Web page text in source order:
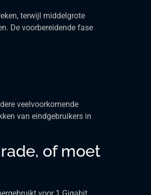
terwijl middelgrote
De voorbereidende fase
veelvoorkomende
van eindgebruikers in
of moet